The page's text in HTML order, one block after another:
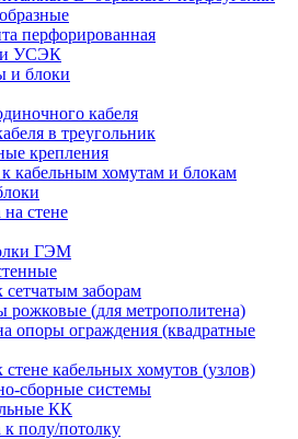
перфорированная
УСЭК
и блоки
кабеля
в треугольник
крепления
кабельным хомутам и блокам
стене
ГЭМ
заборам
(для метрополитена)
опоры ограждения (квадратные
кабельных хомутов (узлов)
сборные системы
КК
полу/потолку